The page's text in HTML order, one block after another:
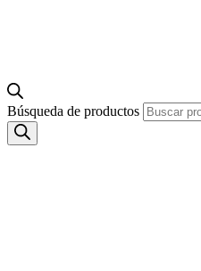
Búsqueda de productos